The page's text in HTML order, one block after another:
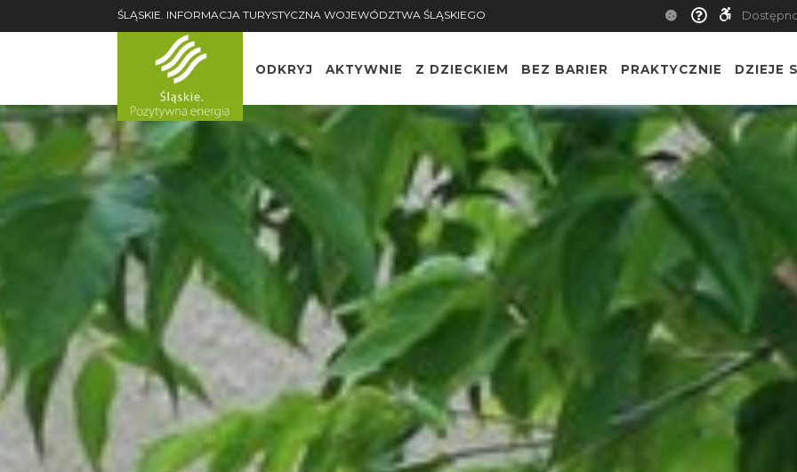
ŚLĄSKIE. INFORMACJA TURYSTYCZNA WOJEWÓDZTWA ŚLĄSKIEGO
ODKRYJ AKTYWNIE Z DZIECKIEM BEZ BARIER PRAKTYCZNIE DZIEJE